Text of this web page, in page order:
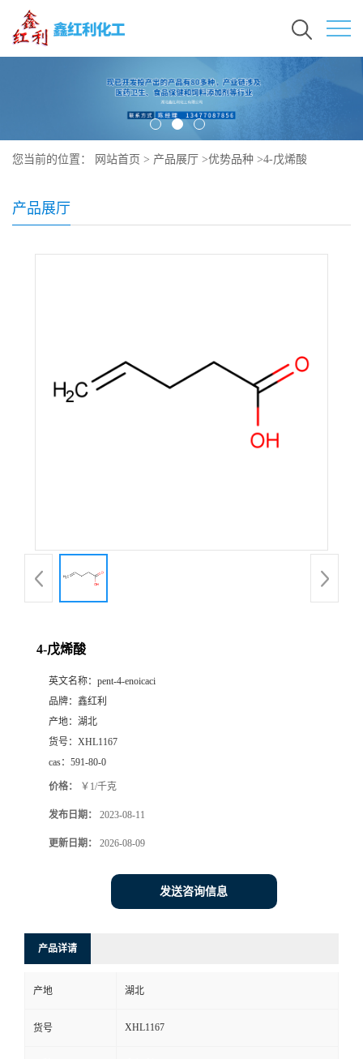
您当前的位置： 网站首页 > 产品展厅 >优势品种 >4-戊烯酸
产品展厅
4-戊烯酸
英文名称： pent-4-enoicaci
品牌： 鑫红利
产地： 湖北
货号： XHL1167
cas： 591-80-0
价格： ￥1/千克
发布日期： 2023-08-11
更新日期： 2026-08-09
发送咨询信息
产品详请
产地 湖北
货号 XHL1167